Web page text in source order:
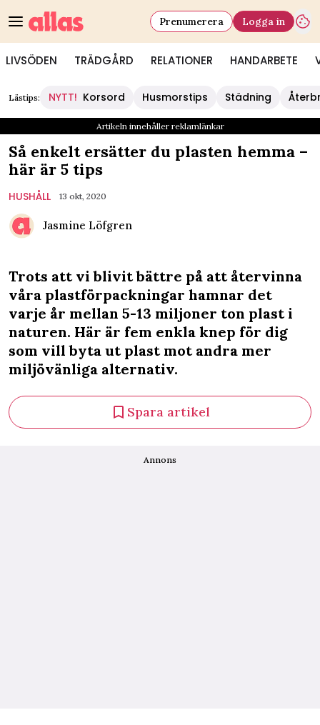
LIVSÖDEN TRÄDGÅRD RELATIONER HANDARBETE
Prenumerera Logga in
Lästips: NYTT! Korsord Husmorstips Städning
Artikeln innehåller reklamlänkar
Så enkelt ersätter du plasten hemma –
här är 5 tips
HUSHÅLL 13 okt, 2020
Jasmine Löfgren
Trots att vi blivit bättre på att återvinna
våra plastförpackningar hamnar det
varje år mellan 5-13 miljoner ton plast i
naturen. Här är fem enkla knep för dig
som vill byta ut plast mot andra mer
miljövänliga alternativ.
Spara artikel
Annons